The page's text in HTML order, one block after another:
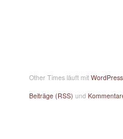
Other Times läuft mit WordPress
Beiträge (RSS) und